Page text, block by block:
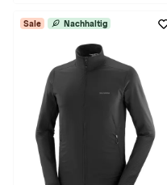
Sale Nachhaltig